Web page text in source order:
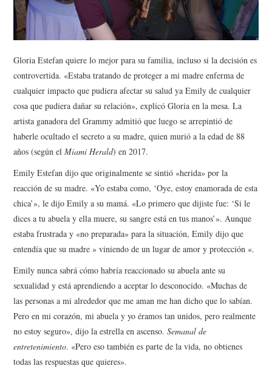
Gloria Estefan quiere lo mejor para su familia, incluso si la decisión es
controvertida. «Estaba tratando de proteger a mi madre enferma de
cualquier impacto que pudiera afectar su salud ya Emily de cualquier
cosa que pudiera dañar su relación», explicó Gloria en la mesa. La
artista ganadora del Grammy admitió que luego se arrepintió de
haberle ocultado el secreto a su madre, quien murió a la edad de 88
años (según elMiami Herald) en 2017.
Emily Estefan dijo que originalmente se sintió «herida» por la
reacción de su madre. «Yo estaba como, ‘Oye, estoy enamorada de esta
chica’», le dijo Emily a su mamá. «Lo primero que dijiste fue: ‘Si le
dices a tu abuela y ella muere, su sangre está en tus manos’». Aunque
estaba frustrada y «no preparada» para la situación, Emily dijo que
entendía que su madre » viniendo de un lugar de amor y protección «.
Emily nunca sabrá cómo habría reaccionado su abuela ante su
sexualidad y está aprendiendo a aceptar lo desconocido. «Muchas de
las personas a mi alrededor que me aman me han dicho que lo sabían.
Pero en mi corazón, mi abuela y yo éramos tan unidos, pero realmente
no estoy seguro», dijo la estrella en ascenso.Semanal de
entretenimiento. «Pero eso también es parte de la vida, no obtienes
todas las respuestas que quieres».